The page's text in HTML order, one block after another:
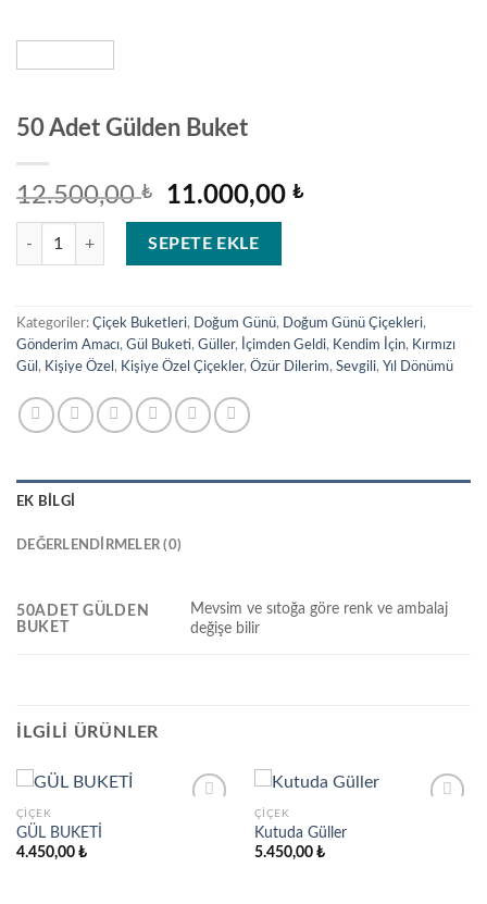
50 Adet Gülden Buket
12.500,00₺
Orijinal
fiyat:
12.500,00 ₺.
11.000,00₺Şu
50 Adet Gülden Buket adet
SEPETE EKLE
Kategoriler: Çiçek Buketleri, Doğum Günü, Doğum Günü Çiçekleri,
Gönderim Amacı, Gül Buketi, Güller, İçimden Geldi, Kendim İçin, Kırmızı
Gül , Kişiye Özel , Kişiye Özel Çiçekler, Özür Dilerim, Sevgili, Yıl Dönümü
EK BILGI
DEĞERLENDIRMELER (0)
50ADET GÜLDEN
BUKET
Mevsim ve sıtoğa göre renk ve ambalaj
değişe bilir
İLGILI ÜRÜNLER
ÇIÇEK
GÜL BUKETİ
4.450,00 ₺
ÇIÇEK
Kutuda Güller
5.450,00 ₺